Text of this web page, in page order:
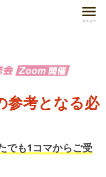
メニュー
参考となる必
でも1コマからご受